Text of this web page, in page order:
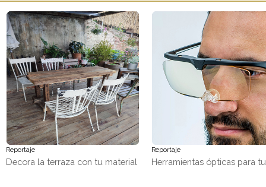
Reportaje
Decora la terraza con tu material
Reportaje
Herramientas ópticas para